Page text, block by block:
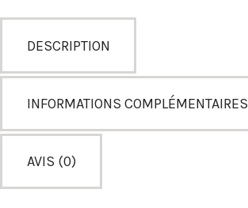
DESCRIPTION
INFORMATIONS COMPLÉMENTAIRES
AVIS (0)